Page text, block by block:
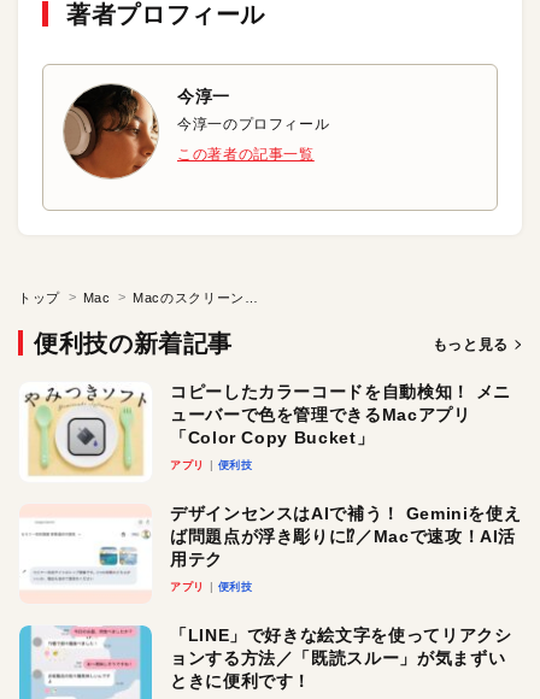
著者プロフィール
今淳一
今淳一のプロフィール
この著者の記事一覧
トップ Mac
便利技の新着記事 もっと見る
コピーしたカラーコードを自動検知！ メニ
ューバーで色を管理できるMacアプリ
「Color Copy Bucket」
アプリ 便利技
デザインセンスはAIで補う！ Geminiを使え
ば問題点が浮き彫りに⁉︎／Macで速攻！AI活
用テク
アプリ 便利技
「LINE」で好きな絵文字を使ってリアクシ
ョンする方法／「既読スルー」が気まずい
ときに便利です！